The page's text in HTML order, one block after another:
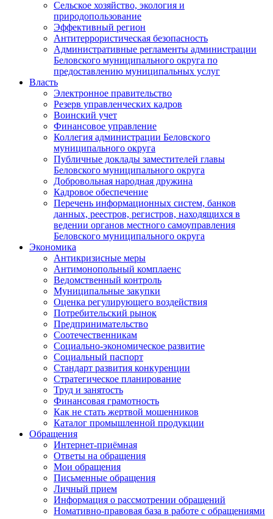
Сельское хозяйство, экология и
природопользование
Эффективный регион
Антитеррористическая безопасность
Административные регламенты администрации
Беловского муниципального округа по
предоставлению муниципальных услуг
Власть
Электронное правительство
Резерв управленческих кадров
Воинский учет
Финансовое управление
Коллегия администрации Беловского
муниципального округа
Публичные доклады заместителей главы
Беловского муниципального округа
Добровольная народная дружина
Кадровое обеспечение
Перечень информационных систем, банков
данных, реестров, регистров, находящихся в
ведении органов местного самоуправления
Беловского муниципального округа
Экономика
Антикризисные меры
Антимонопольный комплаенс
Ведомственный контроль
Муниципальные закупки
Оценка регулирующего воздействия
Потребительский рынок
Предпринимательство
Соотечественникам
Социально-экономическое развитие
Социальный паспорт
Стандарт развития конкуренции
Стратегическое планирование
Труд и занятость
Финансовая грамотность
Как не стать жертвой мошенников
Каталог промышленной продукции
Обращения
Интернет-приёмная
Ответы на обращения
Мои обращения
Письменные обращения
Личный прием
Информация о рассмотрении обращений
Номативно-правовая база в работе с обращениями